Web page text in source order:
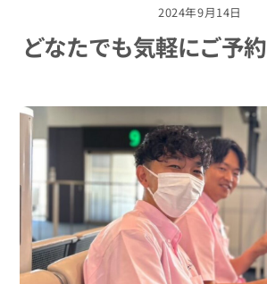
2024年9月14日
どなたでも気軽にご予